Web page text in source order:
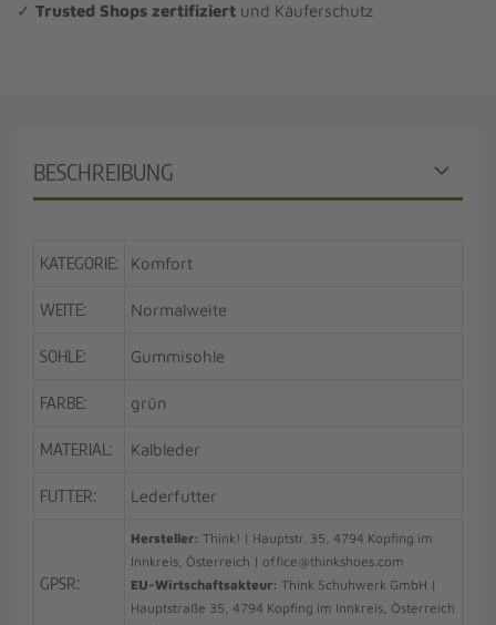
✓ Trusted Shops zertifiziert und Käuferschutz
BESCHREIBUNG
KATEGORIE: Komfort
WEITE: Normalweite
SOHLE: Gummisohle
FARBE: grün
MATERIAL: Kalbleder
FUTTER: Lederfutter
GPSR:
Hersteller: Think! | Hauptstr. 35, 4794 Kopfing im
Innkreis, Österreich | office@thinkshoes.com
EU-Wirtschaftsakteur: Think Schuhwerk GmbH |
Hauptstraße 35, 4794 Kopfing im Innkreis, Österreich